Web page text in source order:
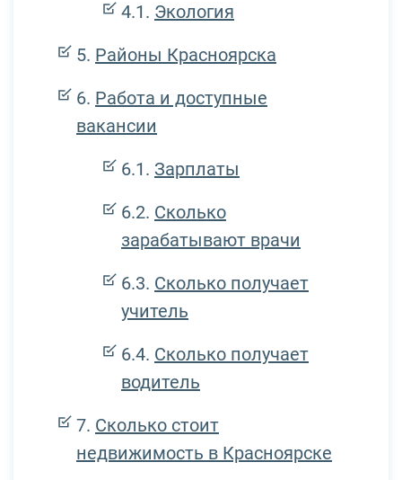
Экология
Районы Красноярска
Работа и доступные
вакансии
Зарплаты
Сколько
зарабатывают врачи
Сколько получает
учитель
Сколько получает
водитель
Сколько стоит
недвижимость в Красноярске